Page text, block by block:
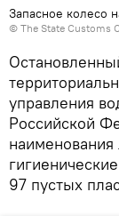
Запасное колесо
© The State Customs
управления
Российской
наименования
97 пустых